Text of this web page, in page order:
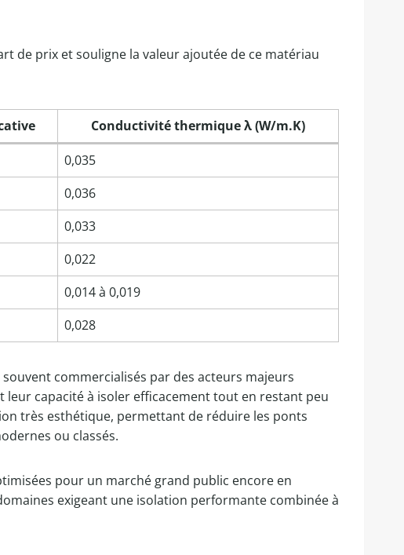
de prix et souligne la valeur ajoutée de ce matériau
Conductivité thermique λ (W/m.K)
0,035
0,036
0,033
0,022
0,014 à 0,019
0,028
commercialisés par des acteurs majeurs
leur capacité à isoler efficacement tout en restant peu
très esthétique, permettant de réduire les ponts
ou classés.
pour un marché grand public encore en
exigeant une isolation performante combinée à